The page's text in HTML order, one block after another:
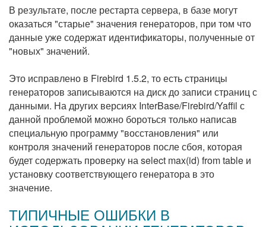
В результате, после рестарта сервера, в базе могут
оказаться "старые" значения генераторов, при том что
данные уже содержат идентификаторы, полученные от
"новых" значений.
Это исправлено в Firebird 1.5.2, то есть страницы
генераторов записываются на диск до записи страниц с
данными. На других версиях InterBase/Firebird/Yaffil с
данной проблемой можно бороться только написав
специальную программу "восстановления" или
контроля значений генераторов после сбоя, которая
будет содержать проверку на select max(id) from table и
установку соответствующего генератора в это
значение.
ТИПИЧНЫЕ ОШИБКИ В